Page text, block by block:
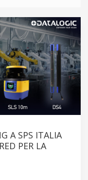
A SPS ITALIA
PER LA